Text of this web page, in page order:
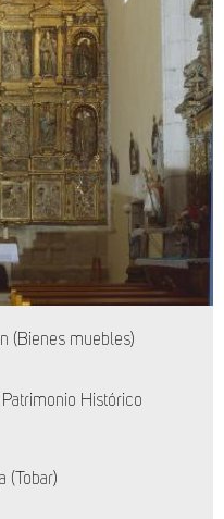
(Bienes muebles)
Histórico
(Tobar)